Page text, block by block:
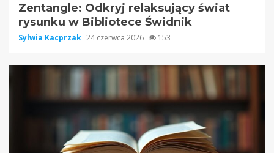
Zentangle: Odkryj relaksujący świat
rysunku w Bibliotece Świdnik
Sylwia Kacprzak 24 czerwca 2026 153